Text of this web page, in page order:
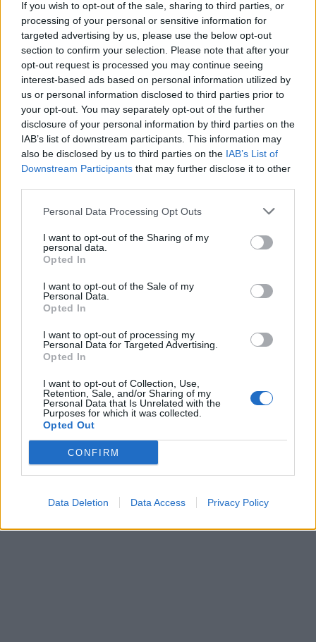
If you wish to opt-out of the sale, sharing to third parties, or
processing of your personal or sensitive information for
targeted advertising by us, please use the below opt-out
section to confirm your selection. Please note that after your
opt-out request is processed you may continue seeing
interest-based ads based on personal information utilized by
us or personal information disclosed to third parties prior to
your opt-out. You may separately opt-out of the further
disclosure of your personal information by third parties on the
IAB’s list of downstream participants. This information may
also be disclosed by us to third parties on the IAB’s List of
Downstream Participants that may further disclose it to other
Personal Data Processing Opt Outs
I want to opt-out of the Sharing of my
personal data.
Opted In
I want to opt-out of the Sale of my
Personal Data.
Opted In
I want to opt-out of processing my
Personal Data for Targeted Advertising.
Opted In
I want to opt-out of Collection, Use,
Retention, Sale, and/or Sharing of my
Personal Data that Is Unrelated with the
Purposes for which it was collected.
Opted Out
CONFIRM
Data Deletion Data Access Privacy Policy